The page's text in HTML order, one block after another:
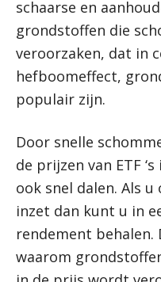
schaarse en
grondstoffen die
veroorzaken, dat in
hefboomeffect,
populair zijn.
Door snelle
de prijzen van ETF
ook snel dalen. Als
inzet dan kunt u in
rendement behalen.
waarom